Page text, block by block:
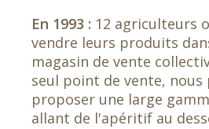
En 1993 : 12 agriculteurs
vendre leurs produits
magasin de vente
seul point de vente, nous
proposer une large
allant de l'apéritif au